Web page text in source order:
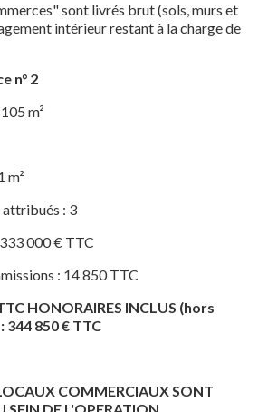
sont livrés brut (sols, murs et
intérieur restant à la charge de
n° 2
m²
m²
: 3
000 € TTC
: 14 850 TTC
HONORAIRES INCLUS (hors
850 € TTC
COMMERCIAUX SONT